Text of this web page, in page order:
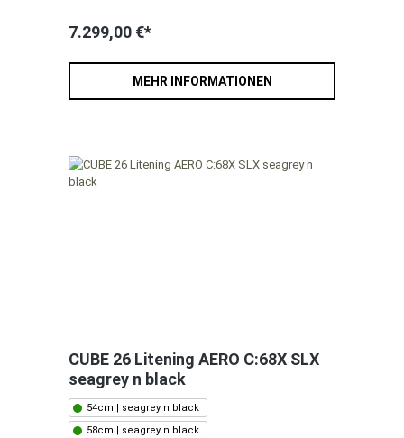
7.299,00 €*
MEHR INFORMATIONEN
CUBE 26 Litening AERO C:68X SLX
seagrey n black
54cm | seagrey n black
58cm | seagrey n black